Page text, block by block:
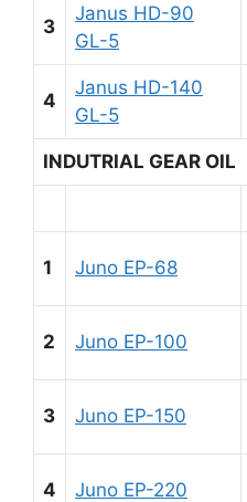
3
Janus HD-90
GL-5
4
Janus HD-140
GL-5
INDUTRIAL GEAR OIL
1 Juno EP-68
2 Juno EP-100
3 Juno EP-150
4 Juno EP-220